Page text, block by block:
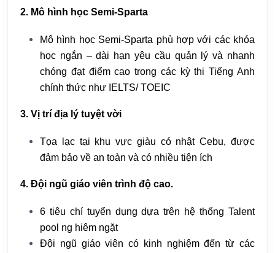
2. Mô hình học Semi-Sparta
Mô hình học Semi-Sparta phù hợp với các khóa
học ngắn – dài hạn yêu cầu quản lý và nhanh
chóng đạt điểm cao trong các kỳ thi Tiếng Anh
chính thức như IELTS/ TOEIC
3. Vị trí địa lý tuyệt vời
Tọa lạc tại khu vực giàu có nhật Cebu, được
đảm bảo về an toàn và có nhiều tiện ích
4. Đội ngũ giáo viên trình độ cao.
6 tiêu chí tuyển dụng dựa trên hệ thống Talent
pool ng hiêm ngặt
Đội ngũ giáo viên có kinh nghiệm đến từ các